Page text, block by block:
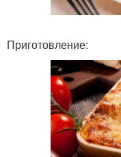
Приготовление: